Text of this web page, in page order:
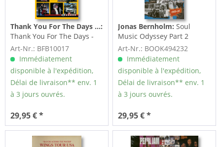
Thank You For The Days ...:
Thank You For The Days -
The 60s Picture Book
Art-Nr.: BFB10017
Immédiatement
disponible à l'expédition,
Délai de livraison** env. 1
à 3 jours ouvrés.
29,95 € *
Jonas Bernholm:Soul
Music Odyssey Part 2
Art-Nr.: BOOK494232
Immédiatement
disponible à l'expédition,
Délai de livraison** env. 1
à 3 jours ouvrés.
29,95 € *